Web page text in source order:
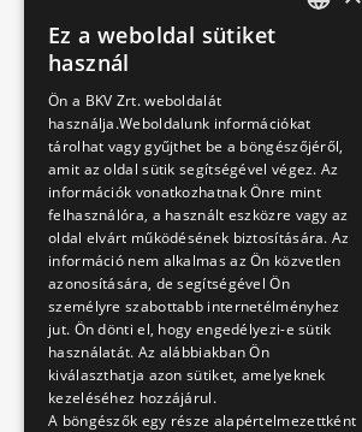
Ez a weboldal sütiket
használ
Ön a BKV Zrt. weboldalát
használja.Weboldalunk információkat
tárolhat vagy gyűjthet be a böngészőjéről,
amit az oldal sütik segítségével végez. Az
információk vonatkozhatnak Önre mint
felhasználóra, a használt eszközre vagy az
oldal elvárt működésének biztosítására. Az
információ nem alkalmas az Ön közvetlen
azonosítására, de segítségével Ön
személyre szabottabb internetélményhez
jut. Ön dönti el, hogy engedélyezi-e sütik
használatát. Az alábbiakban Ön
kiválaszthatja azon sütiket, amelyeknek
kezeléséhez hozzájárul.
A böngészők egy része alapértelmezettként